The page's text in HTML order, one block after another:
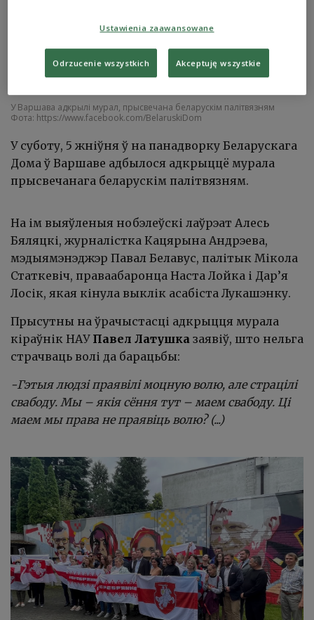
У Варшава адкрылі мурал, прысвечана беларускім палітвязням
Фота: https://www.facebook.com/BelaruskiDom
У суботу, 5 жніўня ў на панадворку Беларускага
Дома ў Варшаве адбылося адкрыццё мурала
прысвечанага беларускім палітвязням.
На ім выяўленыя нобэлеўскі лаўрэат Алесь
Бяляцкі, журналістка Кацярына Андрэева,
мэдыямэнэджэр Павал Белавус, палітык Мікола
Статкевіч, праваабаронца Наста Лойка і Дар’я
Лосік, якая кінула выклік асабіста Лукашэнку.
Прысутны на ўрачыстасці адкрыцця мурала
кіраўнік НАУ Павел Латушка заявіў, што нельга
страчваць волі да барацьбы:
-Гэтыя людзі праявілі моцную волю, але страцілі
свабоду. Мы – якія сёння тут – маем свабоду. Ці
маем мы права не праявіць волю? (...)
Ustawienia zaawansowane
Odrzucenie wszystkich Akceptuję wszystkie